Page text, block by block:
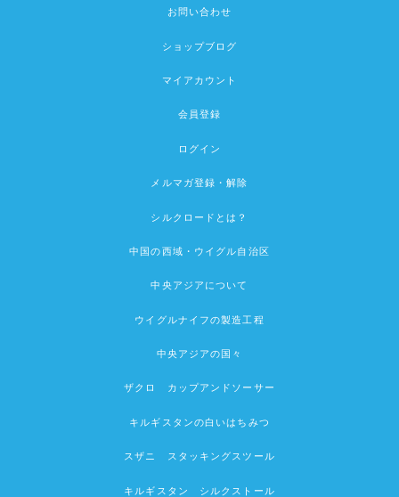
お問い合わせ
ショップブログ
マイアカウント
会員登録
ログイン
メルマガ登録・解除
シルクロードとは？
中国の西域・ウイグル自治区
中央アジアについて
ウイグルナイフの製造工程
中央アジアの国々
ザクロ カップアンドソーサー
キルギスタンの白いはちみつ
スザニ スタッキングスツール
キルギスタン シルクストール